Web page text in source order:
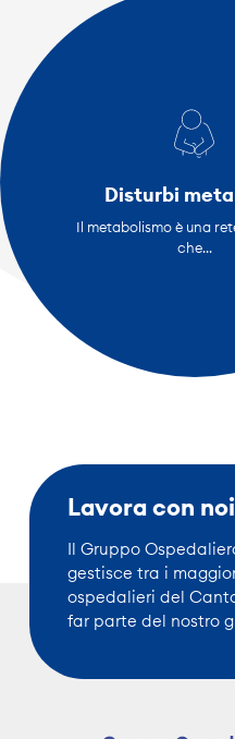
Disturbi
Il metabolismo è una
che...
Lavora con noi
Il Gruppo
gestisce tra i
ospedalieri del
far parte del nostro